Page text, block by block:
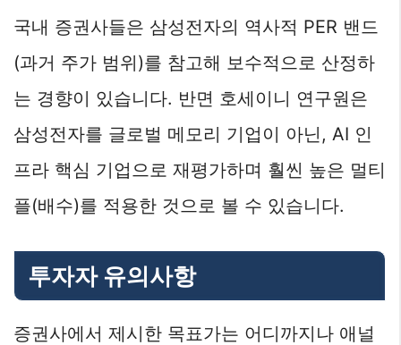
국내 증권사들은 삼성전자의 역사적 PER 밴드
(과거 주가 범위)를 참고해 보수적으로 산정하
는 경향이 있습니다. 반면 호세이니 연구원은
삼성전자를 글로벌 메모리 기업이 아닌, AI 인
프라 핵심 기업으로 재평가하며 훨씬 높은 멀티
플(배수)를 적용한 것으로 볼 수 있습니다.
투자자 유의사항
증권사에서 제시한 목표가는 어디까지나 애널